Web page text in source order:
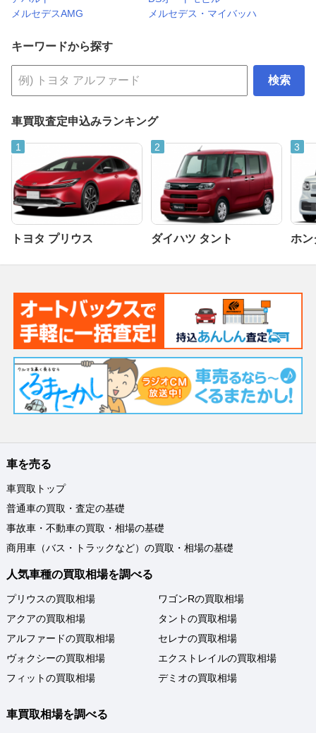
メルセデスAMG
メルセデス・マイバッハ
キーワードから探す
検索
車買取査定申込みランキング
トヨタ プリウス ダイハツ タント ホン
車を売る
車買取トップ
普通車の買取・査定の基礎
事故車・不動車の買取・相場の基礎
商用車（バス・トラックなど）の買取・相場の基礎
人気車種の買取相場を調べる
プリウスの買取相場
アクアの買取相場
アルファードの買取相場
ヴォクシーの買取相場
フィットの買取相場
ワゴンRの買取相場
タントの買取相場
セレナの買取相場
エクストレイルの買取相場
デミオの買取相場
車買取相場を調べる